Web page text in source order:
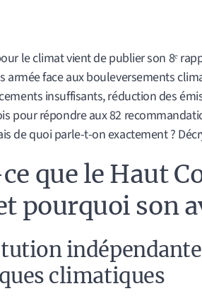
le climat vient de publier son 8ᵉ
armée face aux bouleversements
insuffisants, réduction des
pour répondre aux 82
de quoi parle-t-on exactement ?
que le Haut
pourquoi son
climatiques